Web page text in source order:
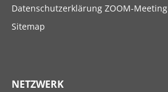
Datenschutzerklärung ZOOM-Meeting
Sitemap
NETZWERK